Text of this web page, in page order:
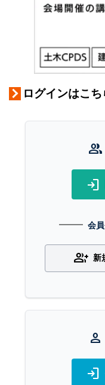
ログインはこち
group
login
会
group_add 新
person
login